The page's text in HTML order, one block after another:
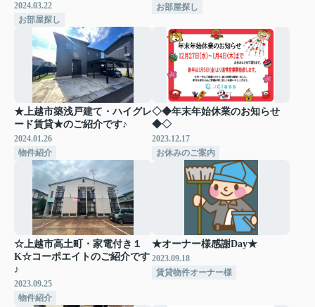
2024.03.22
お部屋探し
お部屋探し
★上越市築浅戸建て・ハイグレ
ード賃貸★のご紹介です♪
2024.01.26
物件紹介
◇◆年末年始休業のお知らせ
◆◇
2023.12.17
お休みのご案内
☆上越市高土町・家電付き１
K☆コーポエイトのご紹介です
♪
2023.09.25
物件紹介
★オーナー様感謝Day★
2023.09.18
賃貸物件オーナー様